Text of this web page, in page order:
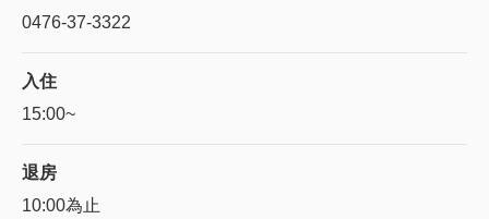
0476-37-3322
入住
15:00~
退房
10:00為止